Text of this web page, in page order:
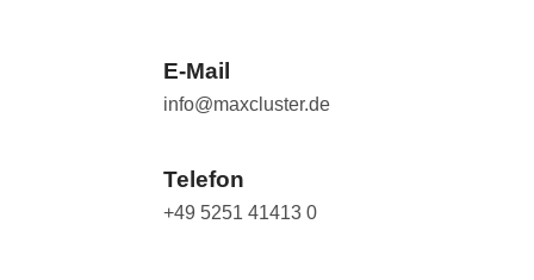
E-Mail
info@maxcluster.de
Telefon
+49 5251 41413 0